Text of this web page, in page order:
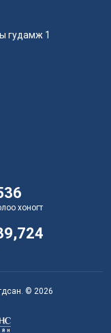
гудамж 1
хоногт
© 2026